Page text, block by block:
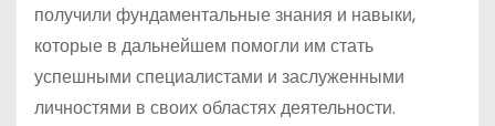
получили фундаментальные знания и навыки,
которые в дальнейшем помогли им стать
успешными специалистами и заслуженными
личностями в своих областях деятельности.